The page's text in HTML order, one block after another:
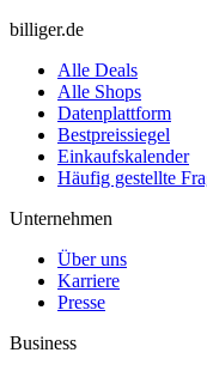
billiger.de
Alle Deals
Alle Shops
Datenplattform
Bestpreissiegel
Einkaufskalender
Häufig gestellte
Unternehmen
Über uns
Karriere
Presse
Business